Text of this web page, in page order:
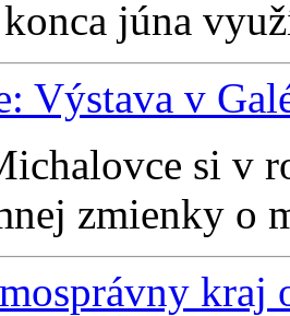
júna
Výstava v
si v
zmienky o
kraj